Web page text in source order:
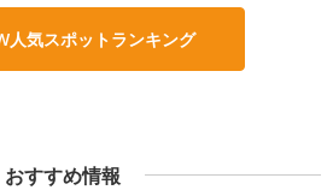
人気スポットランキング
おすすめ情報